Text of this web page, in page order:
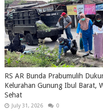
RS AR Bunda Prabumulih
Kelurahan Gunung Ibul Barat,
Sehat
July 31, 2026 0